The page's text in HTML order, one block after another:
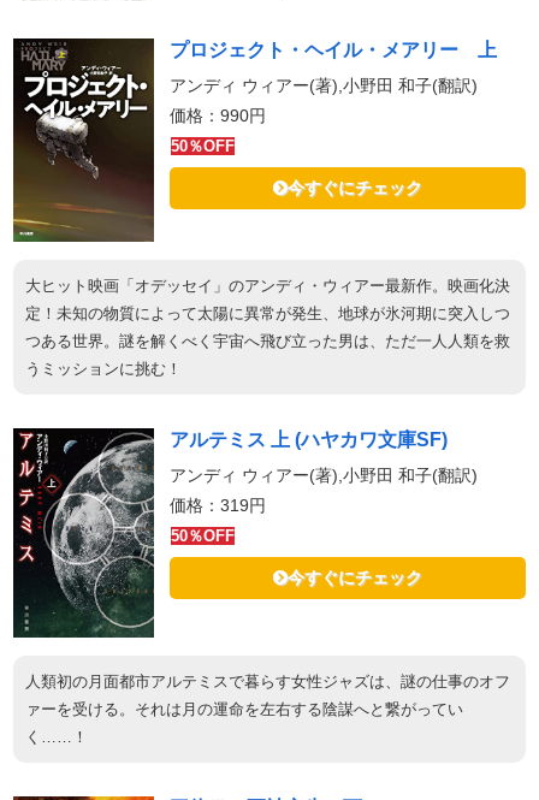
プロジェクト・ヘイル・メアリー 上
アンディ ウィアー(著),小野田 和子(翻訳)
価格：990円
50％OFF
今すぐにチェック
大ヒット映画「オデッセイ」のアンディ・ウィアー最新作。映画化決
定！未知の物質によって太陽に異常が発生、地球が氷河期に突入しつ
つある世界。謎を解くべく宇宙へ飛び立った男は、ただ一人人類を救
うミッションに挑む！
アルテミス 上 (ハヤカワ文庫SF)
アンディ ウィアー(著),小野田 和子(翻訳)
価格：319円
50％OFF
今すぐにチェック
人類初の月面都市アルテミスで暮らす女性ジャズは、謎の仕事のオフ
ァーを受ける。それは月の運命を左右する陰謀へと繋がってい
く……！